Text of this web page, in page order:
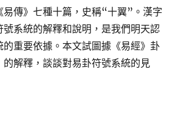
易傳》七種十篇，史稱“十翼”。漢字
號系統的解釋和說明，是我們明天認
的重要依據。本文試圖據《易經》卦
的解釋，談談對易卦符號系統的見